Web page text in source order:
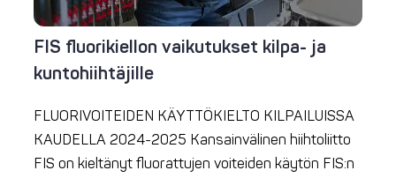
FIS fluorikiellon vaikutukset kilpa- ja
kuntohiihtäjille
FLUORIVOITEIDEN KÄYTTÖKIELTO KILPAILUISSA
KAUDELLA 2024-2025 Kansainvälinen hiihtoliitto
FIS on kieltänyt fluorattujen voiteiden käytön FIS:n